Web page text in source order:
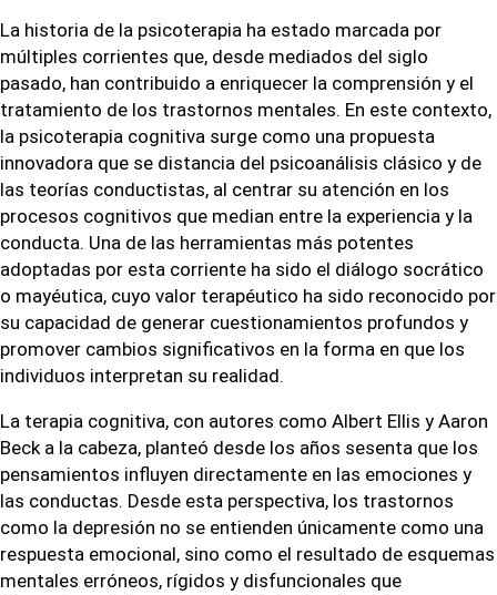
La historia de la psicoterapia ha estado marcada por
múltiples corrientes que, desde mediados del siglo
pasado, han contribuido a enriquecer la comprensión y el
tratamiento de los trastornos mentales. En este contexto,
la psicoterapia cognitiva surge como una propuesta
innovadora que se distancia del psicoanálisis clásico y de
las teorías conductistas, al centrar su atención en los
procesos cognitivos que median entre la experiencia y la
conducta. Una de las herramientas más potentes
adoptadas por esta corriente ha sido el diálogo socrático
o mayéutica, cuyo valor terapéutico ha sido reconocido por
su capacidad de generar cuestionamientos profundos y
promover cambios significativos en la forma en que los
individuos interpretan su realidad.
La terapia cognitiva, con autores como Albert Ellis y Aaron
Beck a la cabeza, planteó desde los años sesenta que los
pensamientos influyen directamente en las emociones y
las conductas. Desde esta perspectiva, los trastornos
como la depresión no se entienden únicamente como una
respuesta emocional, sino como el resultado de esquemas
mentales erróneos, rígidos y disfuncionales que